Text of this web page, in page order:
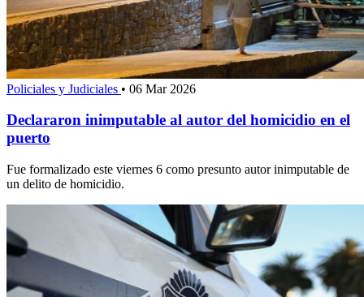
Policiales y Judiciales • 06 Mar 2026
Declararon inimputable al autor del homicidio en el
puerto
Fue formalizado este viernes 6 como presunto autor inimputable de
un delito de homicidio.